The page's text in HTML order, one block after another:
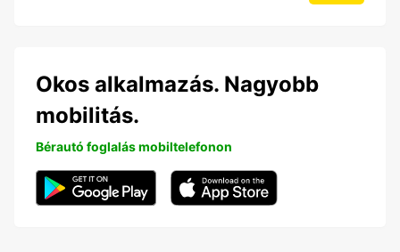
Okos alkalmazás. Nagyobb
mobilitás.
Bérautó foglalás mobiltelefonon